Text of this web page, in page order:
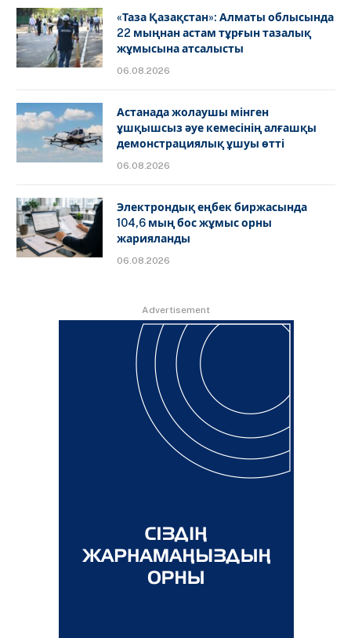
«Таза Қазақстан»: Алматы облысында
22 мыңнан астам тұрғын тазалық
жұмысына атсалысты
06.08.2026
Астанада жолаушы мінген
ұшқышсыз әуе кемесінің алғашқы
демонстрациялық ұшуы өтті
06.08.2026
Электрондық еңбек биржасында
104,6 мың бос жұмыс орны
жарияланды
06.08.2026
Advertisement